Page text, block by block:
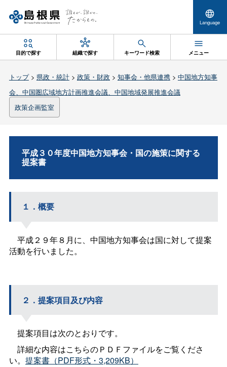
Language
目的で探す 組織で探す キーワード検索 メニュー
トップ> 県政・統計> 政策・財政 > 知事会・他県連携> 中国地方知事
会、中国圏広域地方計画推進会議、中国地域発展推進会議
政策企画監室
平成３０年度中国地方知事会・国の施策に関する
提案書
１．概要
平成２９年８月に、中国地方知事会は国に対して提案
活動を行いました。
２．提案項目及び内容
提案項目は次のとおりです。
詳細な内容はこちらのＰＤＦファイルをご覧くださ
い。 提案書（PDF形式・3,209KB）